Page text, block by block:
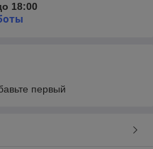
18:00
первый